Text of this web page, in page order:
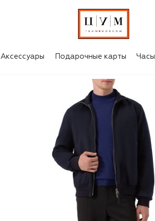
Аксессуары Подарочные карты Часы